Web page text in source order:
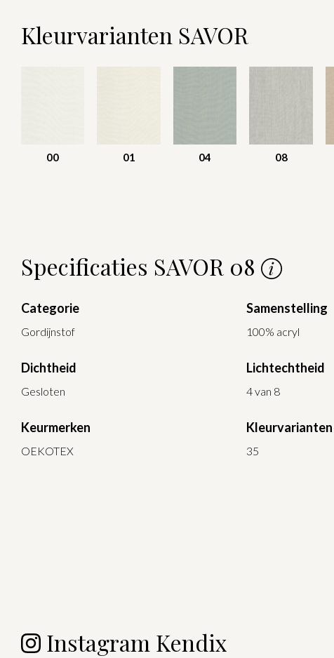
Kleurvarianten SAVOR
00 01 04 08
Specificaties SAVOR 08
Categorie
Gordijnstof
Samenstelling
100% acryl
Dichtheid
Gesloten
Lichtechtheid
4 van 8
Keurmerken
OEKOTEX
Kleurvarianten
35
Instagram Kendix